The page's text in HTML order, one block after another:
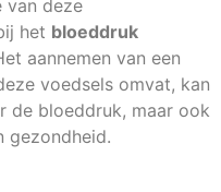
van deze
het bloeddruk
aannemen van een
voedsels omvat, kan
de bloeddruk, maar ook
gezondheid.